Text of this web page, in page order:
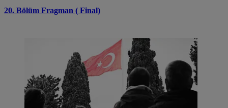
20. Bölüm Fragman ( Final)